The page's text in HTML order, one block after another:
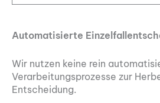
Automatisierte
Wir nutzen keine rein
Verarbeitungsprozesse zur
Entscheidung.